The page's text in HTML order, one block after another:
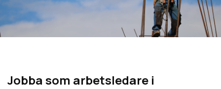
Jobba som arbetsledare i